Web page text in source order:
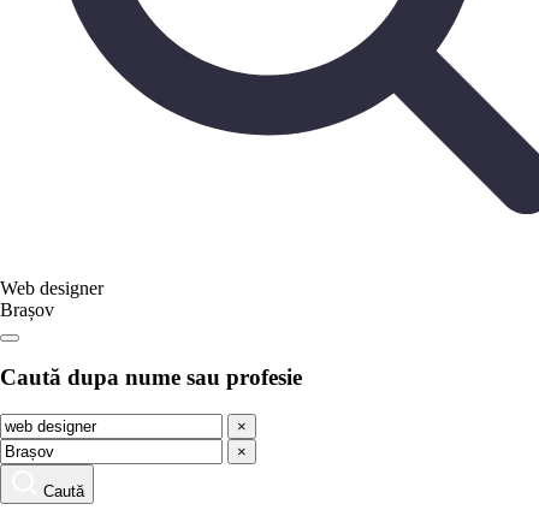
Web designer
Brașov
Caută dupa nume sau profesie
×
×
Caută